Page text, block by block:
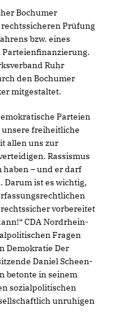
Bochumer
Prüfung
bzw. eines
Parteienfinanzierung.
Ruhr
den Bochumer
mitgestaltet.
Parteien
unsere freiheitliche
allen uns zur
Rassismus
haben – und er darf
ist es wichtig,
vorbereitet
CDA Nordrhein-
Fragen
Demokratie Der
Daniel Scheen-
betonte in seinem
sozialpolitischen
unruhigen